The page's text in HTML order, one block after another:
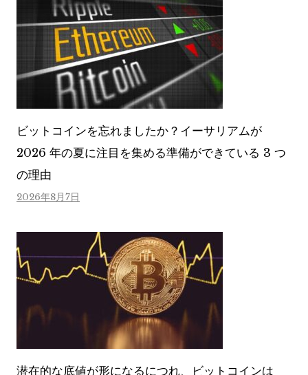
ビットコインを忘れましたか？イーサリアムが
2026 年の夏に注目を集める準備ができている 3 つ
の理由
2026年8月7日
潜在的な底値が形になるにつれ、ビットコインは